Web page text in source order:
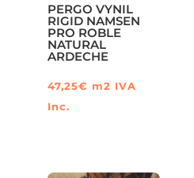
PERGO VYNIL
RIGID NAMSEN
PRO ROBLE
NATURAL
ARDECHE
47,25€ m2 IVA
Inc.